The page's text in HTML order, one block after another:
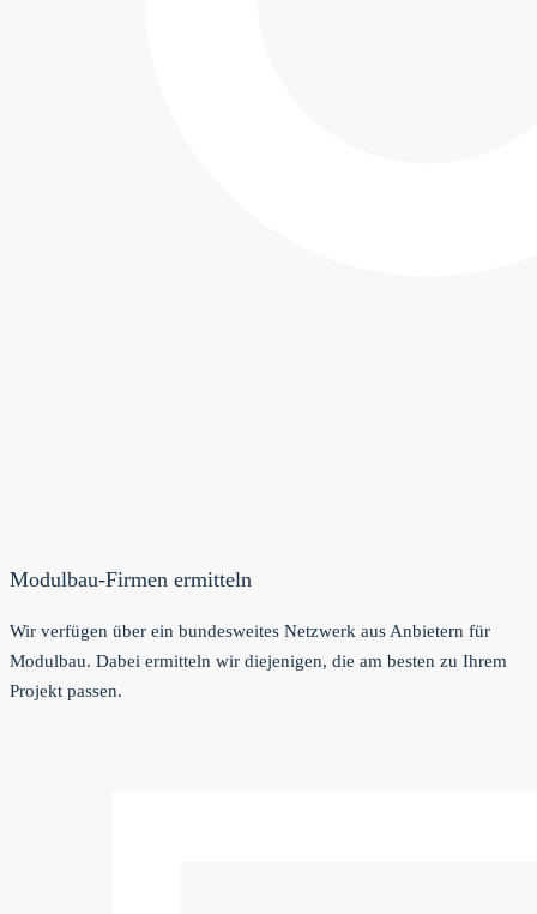
Modulbau-Firmen ermitteln
Wir verfügen über ein bundesweites Netzwerk aus Anbietern für
Modulbau. Dabei ermitteln wir diejenigen, die am besten zu Ihrem
Projekt passen.